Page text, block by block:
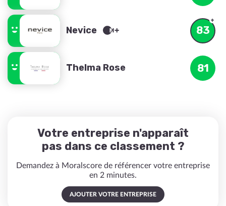
Nevice 83
Thelma Rose 81
Votre entreprise n'apparaît
pas dans ce classement ?
Demandez à Moralscore de référencer votre entreprise
en 2 minutes.
AJOUTER VOTRE ENTREPRISE